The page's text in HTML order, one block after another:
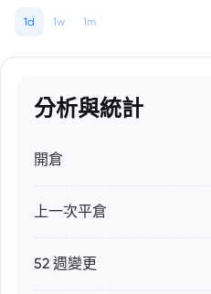
1d 1w 1m
分析與統計
開倉
上一次平倉
52 週變更